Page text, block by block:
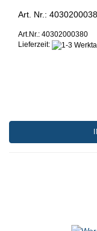
Art. Nr.:
Art.Nr.: 40302000380
Lieferzeit: